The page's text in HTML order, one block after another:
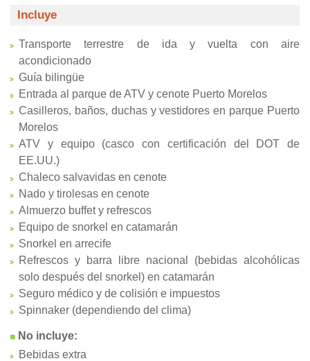
Incluye
Transporte terrestre de ida y vuelta con aire
acondicionado
Guía bilingüe
Entrada al parque de ATV y cenote Puerto Morelos
Casilleros, baños, duchas y vestidores en parque Puerto
Morelos
ATV y equipo (casco con certificación del DOT de
EE.UU.)
Chaleco salvavidas en cenote
Nado y tirolesas en cenote
Almuerzo buffet y refrescos
Equipo de snorkel en catamarán
Snorkel en arrecife
Refrescos y barra libre nacional (bebidas alcohólicas
solo después del snorkel) en catamarán
Seguro médico y de colisión e impuestos
Spinnaker (dependiendo del clima)
No incluye:
Bebidas extra